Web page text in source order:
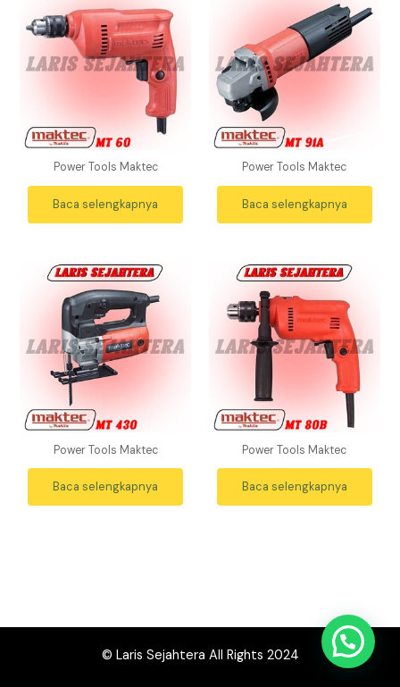
Power Tools Maktec
Baca selengkapnya
Power Tools Maktec
Baca selengkapnya
Power Tools Maktec
Baca selengkapnya
Power Tools Maktec
Baca selengkapnya
© Laris Sejahtera All Rights 2024